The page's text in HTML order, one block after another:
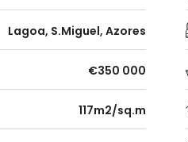
Lagoa, S.Miguel, Azores
€350 000
117m2/sq.m